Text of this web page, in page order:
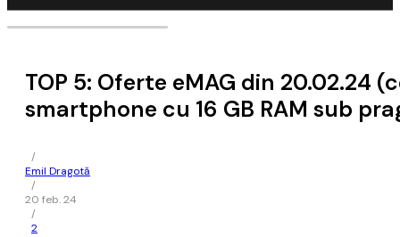
TOP 5: Oferte eMAG din 20.02.24
smartphone cu 16 GB RAM sub
/
Emil Dragotă
/
20 feb. 24
/
2